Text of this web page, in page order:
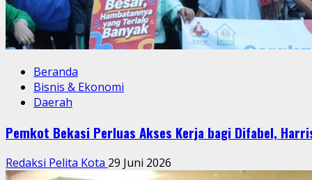
Beranda
Bisnis & Ekonomi
Daerah
Pemkot Bekasi Perluas Akses Kerja bagi Difabel,
Redaksi Pelita Kota 29 Juni 2026